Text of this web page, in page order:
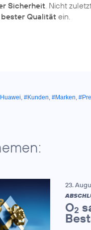
Sicherheit. Nicht
bester Qualität ein.
, #Kunden, #Marken,
23.
O2